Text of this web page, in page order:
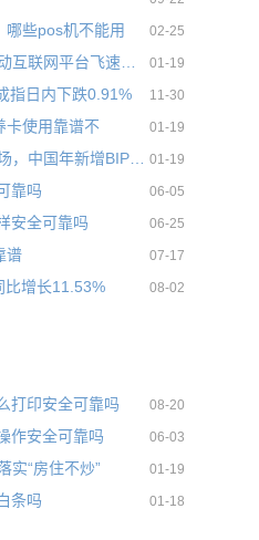
哪些pos机不能用 02-25
01-19
指日内下跌0.91% 11-30
卡使用靠谱不 01-19
01-19
靠吗 06-05
安全可靠吗 06-25
谱 07-17
比增长11.53% 08-02
打印安全可靠吗 08-20
作安全可靠吗 06-03
实“房住不炒” 01-19
条吗 01-18